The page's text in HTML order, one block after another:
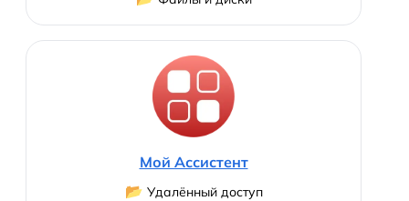
Мой Ассистент
📂 Удалённый доступ